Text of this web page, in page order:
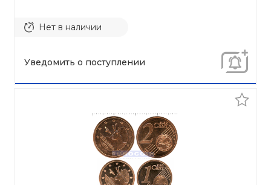
Нет в наличии
Уведомить о поступлении